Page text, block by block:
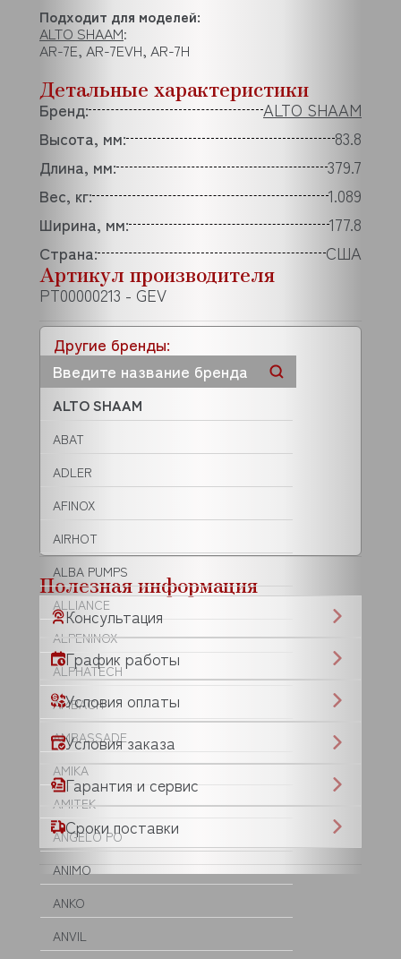
Другие бренды:
ALTO SHAAM
ABAT
ADLER
AFINOX
AIRHOT
ALBA PUMPS
ALLIANCE
ALPENINOX
ALPHATECH
AMBACH
AMBASSADE
AMIKA
AMITEK
ANGELO PO
ANIMO
ANKO
ANVIL
Подходит для моделей:
ALTO SHAAM:
AR-7E, AR-7EVH, AR-7H
Детальные характеристики
Бренд:
ALTO SHAAM
Высота, мм:
83.8
Длина, мм:
379.7
Вес, кг:
1.089
Ширина, мм:
177.8
Страна:
США
Артикул производителя
PT00000213 - GEV
Полезная информация
Консультация
График работы
Условия оплаты
Условия заказа
Гарантия и сервис
Сроки поставки